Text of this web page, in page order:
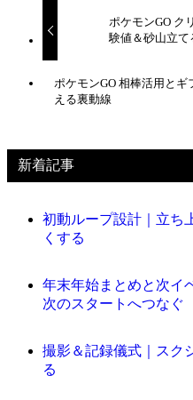
ポケモンGO ク
験値＆砂山立て
ポケモンGO 相棒活用と
える裏動線
新着記事
初動ループ設計｜立ち
くする
年末年始まとめと次イ
次のスタートへつなぐ
撮影＆記録儀式｜スク
る